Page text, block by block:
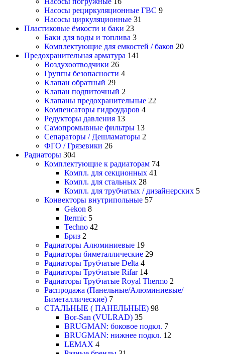
Насосы рециркуляционные ГВС 9
Насосы циркуляционные 31
Пластиковые ёмкости и баки 23
Баки для воды и топлива 3
Комплектующие для емкостей / баков 20
Предохранительная арматура 141
Воздухоотводчики 26
Группы безопасности 4
Клапан обратный 29
Клапан подпиточный 2
Клапаны предохранительные 22
Компенсаторы гидроударов 4
Редукторы давления 13
Самопромывные фильтры 13
Сепараторы / Дешламаторы 2
ФГО / Грязевики 26
Радиаторы 304
Комплектующие к радиаторам 74
Компл. для секционных 41
Компл. для стальных 28
Компл. для трубчатых / дизайнерских 5
Конвекторы внутрипольные 57
Gekon 8
Itermic 5
Techno 42
Бриз 2
Радиаторы Алюминиевые 19
Радиаторы биметаллические 29
Радиаторы Трубчатые Delta 4
Радиаторы Трубчатые Rifar 14
Радиаторы Трубчатые Royal Thermo 2
Распродажа (Панельные/Алюминиевые/
Биметаллические) 7
СТАЛЬНЫЕ ( ПАНЕЛЬНЫЕ) 98
Bor-San (VULRAD) 35
BRUGMAN: боковое подкл. 7
BRUGMAN: нижнее подкл. 12
LEMAX 4